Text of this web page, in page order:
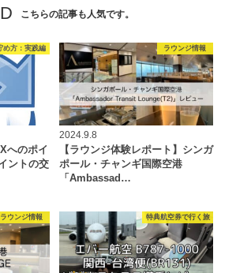
こちらの記事も人気です。
め方：実践編
へのポイ
ントの交
ラウンジ情報
2024.9.8
【ラウンジ体験レポート】シンガ
ポール・チャンギ国際空港
「Ambassad…
ラウンジ情報 特典航空券で行く旅